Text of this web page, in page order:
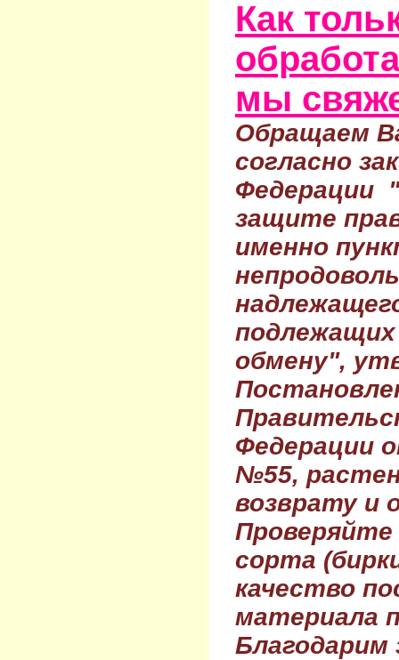
Как
мы
Обращаем
согласно
Федерации
защите
именно
обмену",
Федерации
№55,
возврату и
Проверяйте
сорта
качество
материала
Благодарим